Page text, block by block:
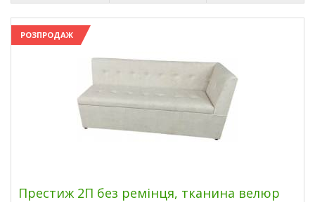
РОЗПРОДАЖ
Престиж 2П без ремінця, тканина велюр